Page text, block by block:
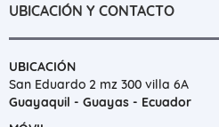
UBICACIÓN Y CONTACTO
UBICACIÓN
San Eduardo 2 mz 300 villa 6A
Guayaquil - Guayas - Ecuador